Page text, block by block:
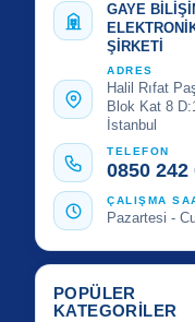
GAYE
ŞİRKETİ
ADRES
Halil Rıfat
Blok Kat 8
İstanbul
TELEFON
0850 242
ÇALIŞMA
Pazartesi -
POPÜLER
KATEGORİLER